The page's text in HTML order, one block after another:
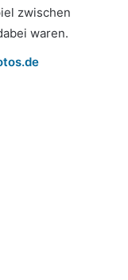
zwischen
waren.